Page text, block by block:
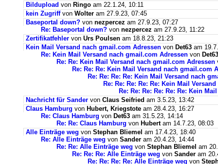
Bildupload von Ringo am 22.1.24, 10:11
kein Zugriffvon Wolter am 27.9.23, 07:45
Baseportal down? von nezpercez am 27.9.23, 07:27
Re: Baseportal down? von nezpercez am 27.9.23, 11:22
Zertifikatfehler von Urs Poulsen am 18.8.23, 21:23
Kein Mail Versand nach gmail.com Adressen von Det63 am
Re: Kein Mail Versand nach gmail.com Adressen von Det63
Re: Re: Kein Mail Versand nach gmail.com Adressen
Re: Re: Re: Kein Mail Versand nach gmail.com
Re: Re: Re: Re: Kein Mail Versand nach
Re: Re: Re: Re: Re: Kein Mail
Re: Re: Re: Re: Re: Re: Kein
Nachricht für Sander von Claus Seifried am 3.5.23, 13:42
Claus Hamburg von Hubert, Kriegstote am 28.4.23, 16:27
Re: Claus Hamburg von Det63 am 31.5.23, 14:14
Re: Re: Claus Hamburg von Hubertam 14.7.23, 08:03
Alle Einträge weg von Stephan Bliemel am 17.4.23, 18:40
Re: Alle Einträge weg von Sander am 20.4.23, 14:44
Re: Re: Alle Einträge weg von Stephan Bliemel am
Re: Re: Re: Alle Einträge weg von Sander am
Re: Re: Re: Re: Alle Einträge weg von